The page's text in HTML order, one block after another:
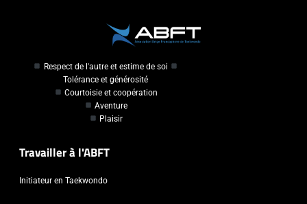
Respect de l'autre et estime de soi
Tolérance et générosité
Courtoisie et coopération
Aventure
Plaisir
Travailler à l'ABFT
Initiateur en Taekwondo